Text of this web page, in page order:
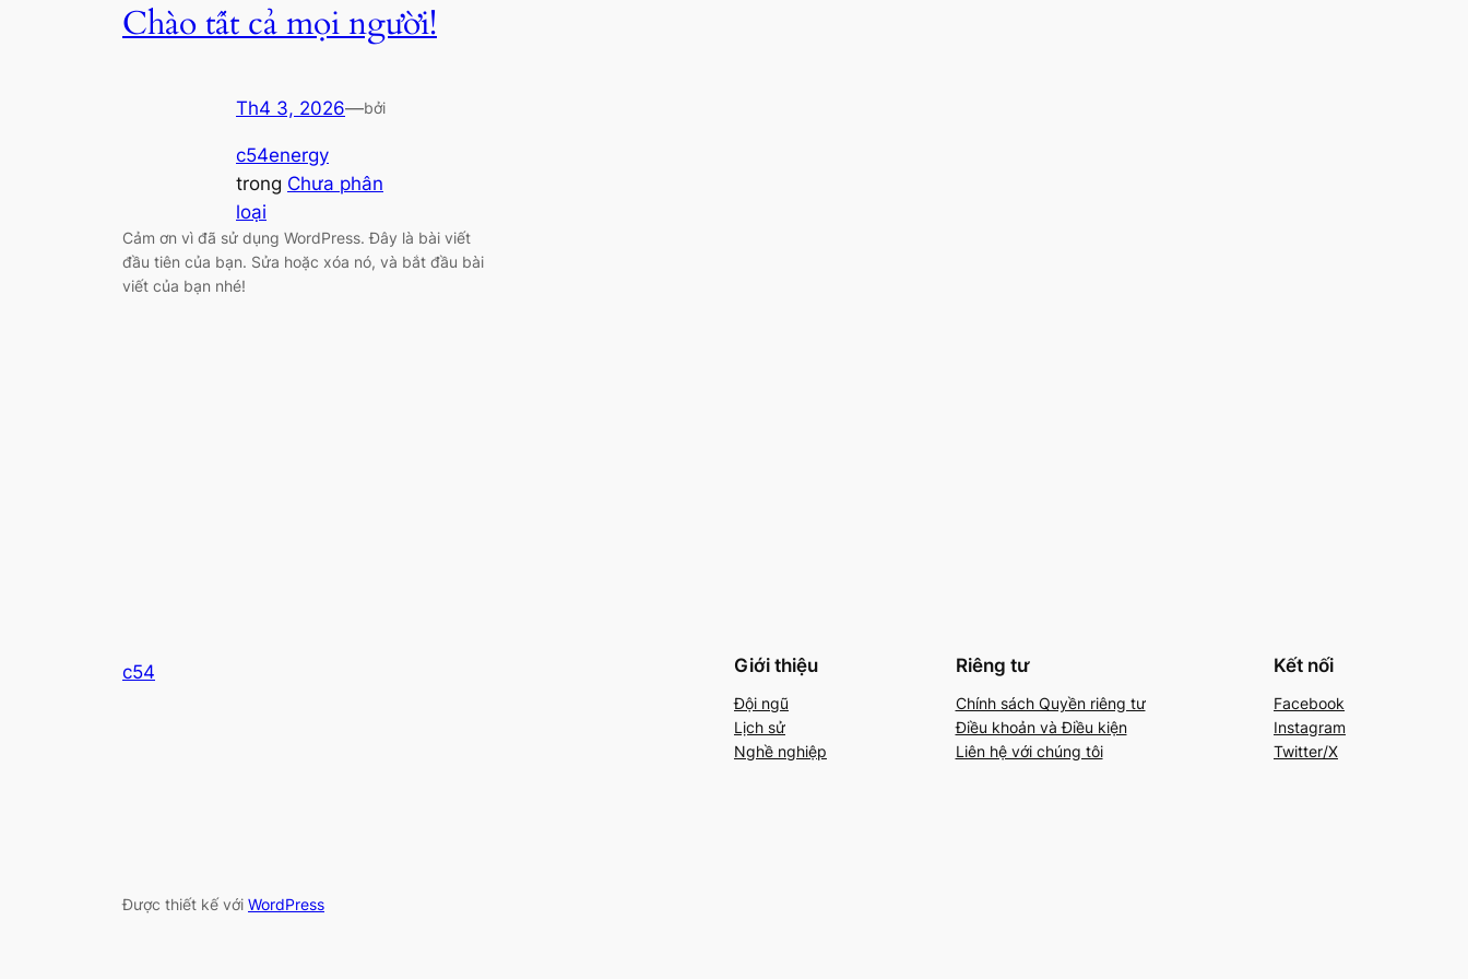
Chào tất cả mọi người!
Th4 3, 2026—bởi
c54energy
trong Chưa phân
loại
Cảm ơn vì đã sử dụng WordPress. Đây là bài viết
đầu tiên của bạn. Sửa hoặc xóa nó, và bắt đầu bài
viết của bạn nhé!
c54 Giới thiệu
Đội ngũ
Lịch sử
Nghề nghiệp
Riêng tư
Chính sách Quyền riêng tư
Điều khoản và Điều kiện
Liên hệ với chúng tôi
Kết nối
Facebook
Instagram
Twitter/X
Được thiết kế với WordPress